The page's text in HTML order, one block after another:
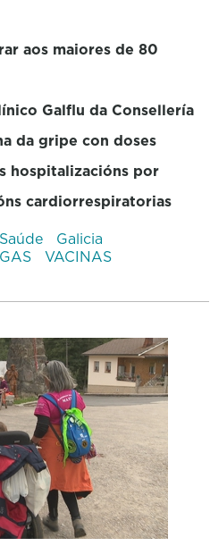
aos maiores de 80
Galflu da Consellería
da gripe con doses
hospitalizacións por
cardiorrespiratorias
Saúde
Galicia
VACINAS